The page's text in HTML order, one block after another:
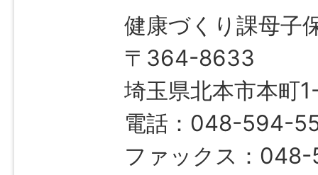
健康づくり課母子
〒364-8633
埼玉県北本市本町
電話：048-594-
ファックス：